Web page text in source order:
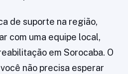
de suporte na região,
com uma equipe local,
em Sorocaba. O
não precisa esperar